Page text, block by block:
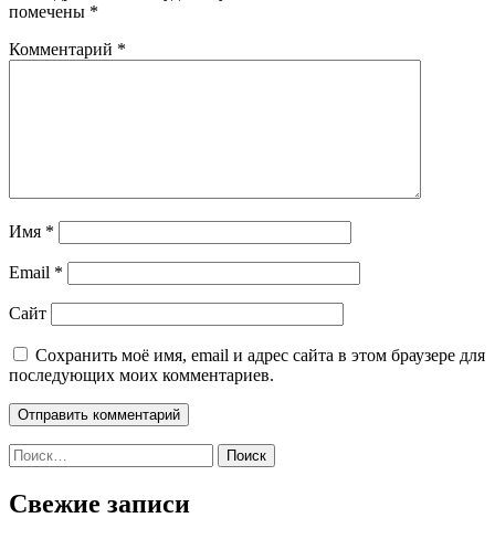
помечены *
Комментарий *
Имя *
Email *
Сайт
Сохранить моё имя, email и адрес сайта в этом браузере для
последующих моих комментариев.
Найти:
Свежие записи